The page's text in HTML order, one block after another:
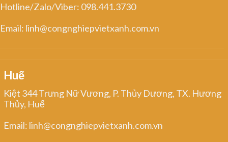
Hotline/Zalo/Viber: 098.441.3730
Email: linh@congnghiepvietxanh.com.vn
Huế
Kiệt 344 Trưng Nữ Vương, P. Thủy Dương, TX. Hương
Thủy, Huế
Email: linh@congnghiepvietxanh.com.vn